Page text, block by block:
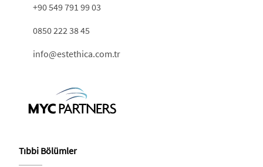
+90 549 791 99 03
0850 222 38 45
info@estethica.com.tr
Tıbbi Bölümler